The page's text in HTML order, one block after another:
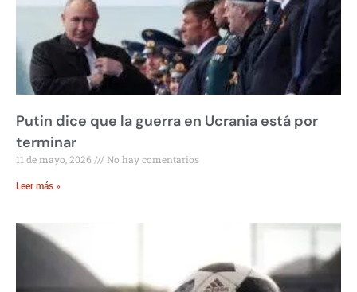
Putin dice que la guerra en Ucrania está por
terminar
11 de mayo, 2026 No hay comentarios
Leer más »